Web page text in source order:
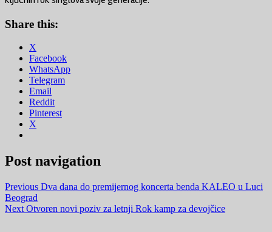
Share this:
X
Facebook
WhatsApp
Telegram
Email
Reddit
Pinterest
X
Post navigation
Previous Dva dana do premijernog koncerta benda KALEO u Luci
Beograd
Next Otvoren novi poziv za letnji Rok kamp za devojčice